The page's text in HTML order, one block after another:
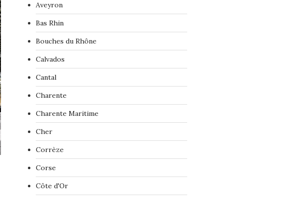
Aveyron
Bas Rhin
Bouches du Rhône
Calvados
Cantal
Charente
Charente Maritime
Cher
Corrèze
Corse
Côte d'Or